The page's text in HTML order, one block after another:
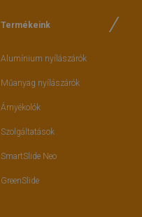
Termékeink
Alumínium nyílászárók
Műanyag nyílászárók
Árnyékolók
Szolgáltatások
SmartSlide Neo
GreenSlide